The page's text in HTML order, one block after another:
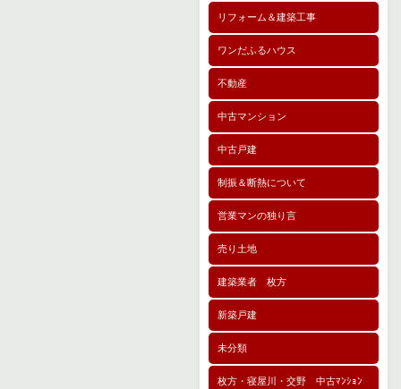
リフォーム＆建築工事
ワンだふるハウス
不動産
中古マンション
中古戸建
制振＆断熱について
営業マンの独り言
売り土地
建築業者 枚方
新築戸建
未分類
枚方・寝屋川・交野 中古ﾏﾝｼｮﾝ